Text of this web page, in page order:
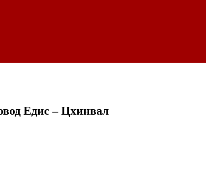
Едис – Цхинвал